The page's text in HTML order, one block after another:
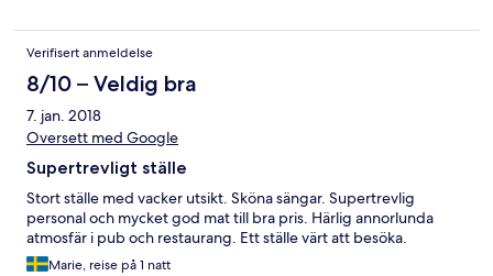
Verifisert anmeldelse
8/10 – Veldig bra
7. jan. 2018
Oversett med Google
Supertrevligt ställe
Stort ställe med vacker utsikt. Sköna sängar. Supertrevlig
personal och mycket god mat till bra pris. Härlig annorlunda
atmosfär i pub och restaurang. Ett ställe värt att besöka.
Marie, reise på 1 natt